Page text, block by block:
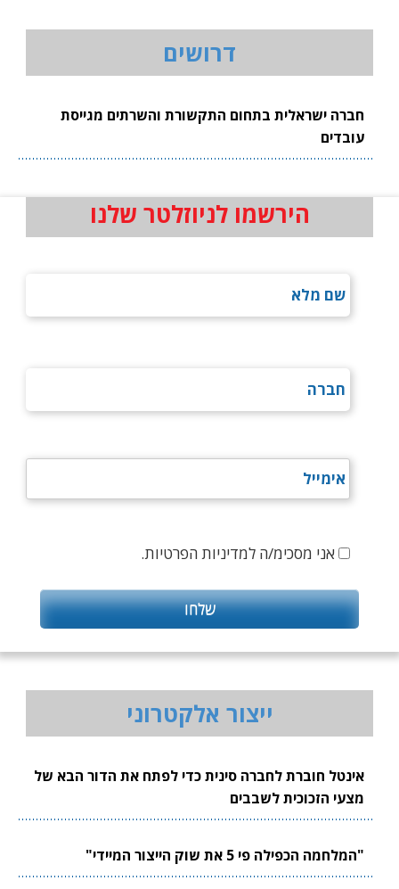
דרושים
חברה ישראלית בתחום התקשורת והשרתים מגייסת
עובדים
הירשמו לניוזלטר שלנו
אני מסכימ/ה למדיניות הפרטיות.
ייצור אלקטרוני
אינטל חוברת לחברה סינית כדי לפתח את הדור הבא של
מצעי הזכוכית לשבבים
"המלחמה הכפילה פי 5 את שוק הייצור המיידי"